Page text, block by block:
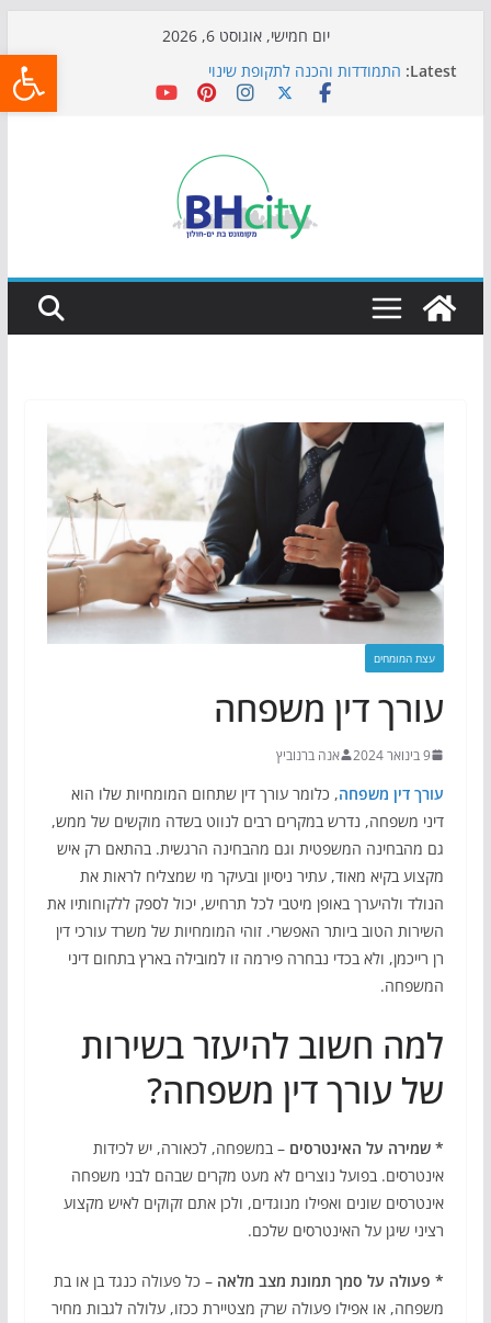
יום חמישי, אוגוסט 6, 2026
Latest: התמודדות והכנה לתקופת שינוי
אי ההרפתקאות ממשיך לכבוש את הגינות: מאות משפחות
כדורגל באווירה מיוחדת: הקרנת גמר המונדיאל בטרמינל
הקיץ של בני הנוער בבת־ים: חוף הריביירה הופך למרחב
בטוח בשעות הערב
עצת המומחים
עורך דין משפחה
9 בינואר 2024 אנה ברנוביץ
עורך דין משפחה, כלומר עורך דין שתחום המומחיות שלו הוא
דיני משפחה, נדרש במקרים רבים לנווט בשדה מוקשים של ממש,
גם מהבחינה המשפטית וגם מהבחינה הרגשית. בהתאם רק איש
מקצוע בקיא מאוד, עתיר ניסיון ובעיקר מי שמצליח לראות את
הנולד ולהיערך באופן מיטבי לכל תרחיש, יכול לספק ללקוחותיו את
השירות הטוב ביותר האפשרי. זוהי המומחיות של משרד עורכי דין
רן רייכמן, ולא בכדי נבחרה פירמה זו למובילה בארץ בתחום דיני
המשפחה.
למה חשוב להיעזר בשירות
של עורך דין משפחה?
* שמירה על האינטרסים – במשפחה, לכאורה, יש לכידות
אינטרסים. בפועל נוצרים לא מעט מקרים שבהם לבני משפחה
אינטרסים שונים ואפילו מנוגדים, ולכן אתם זקוקים לאיש מקצוע
רציני שיגן על האינטרסים שלכם.
* פעולה על סמך תמונת מצב מלאה – כל פעולה כנגד בן או בת
משפחה, או אפילו פעולה שרק מצטיירת ככזו, עלולה לגבות מחיר